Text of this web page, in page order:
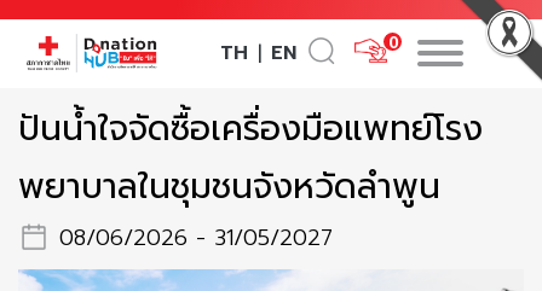
TH | EN 0
ปันน้ำใจจัดซื้อเครื่องมือแพทย์โรง
พยาบาลในชุมชนจังหวัดลำพูน
08/06/2026 - 31/05/2027